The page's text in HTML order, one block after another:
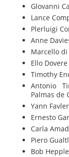
Glovanni
Lance
Plerluigi
Anne
Marcello
Ello
Timothy
Antonio
Palmas de
Yann
Ernesto
Carla
Piero
Bob